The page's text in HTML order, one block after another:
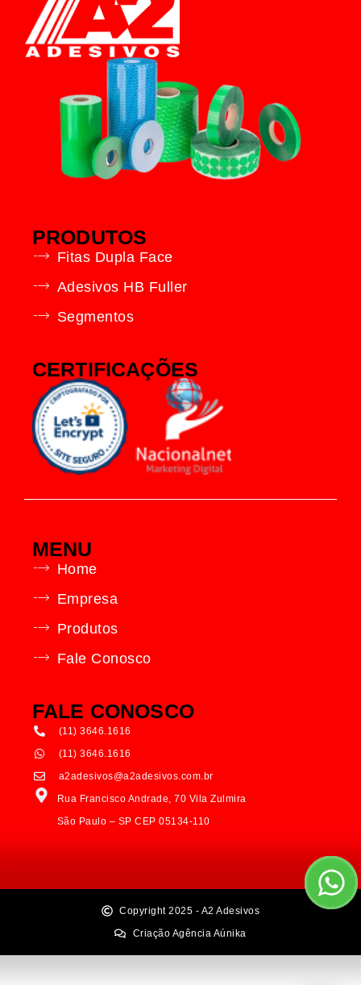
PRODUTOS
Fitas Dupla Face
Adesivos HB Fuller
Segmentos
CERTIFICAÇÕES
MENU
Home
Empresa
Produtos
Fale Conosco
FALE CONOSCO
(11) 3646.1616
(11) 3646.1616
a2adesivos@a2adesivos.com.br
Rua Francisco Andrade, 70 Vila Zulmira
São Paulo – SP CEP 05134-110
Copyright 2025 - A2 Adesivos
Criação Agência Aúnika